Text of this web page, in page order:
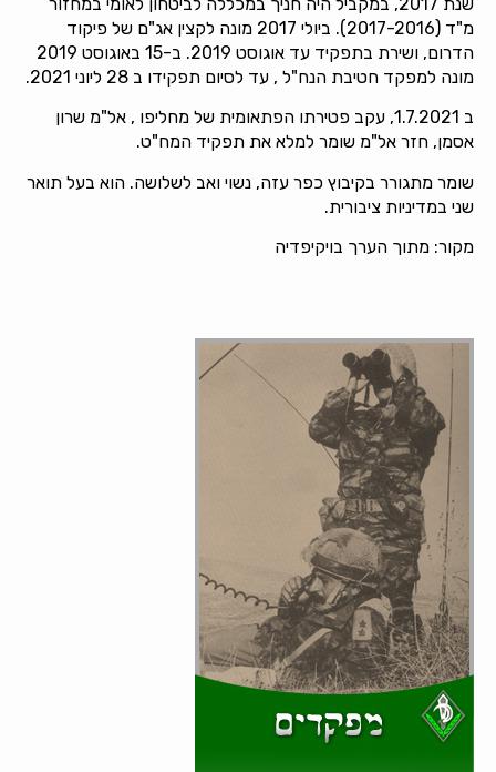
מ"ד (2017-2016). ביולי 2017 מונה לקצין אג"ם של פיקוד
הדרום, ושירת בתפקיד עד אוגוסט 2019. ב-15 באוגוסט 2019
מונה למפקד חטיבת הנח"ל , עד לסיום תפקידו ב 28 ליוני 2021.
ב 1.7.2021, עקב פטירתו הפתאומית של מחליפו , אל"מ שרון
אסמן, חזר אל"מ שומר למלא את תפקיד המח"ט.
שומר מתגורר בקיבוץ כפר עזה, נשוי ואב לשלושה. הוא בעל תואר
שני במדיניות ציבורית.
מקור: מתוך הערך בויקיפדיה